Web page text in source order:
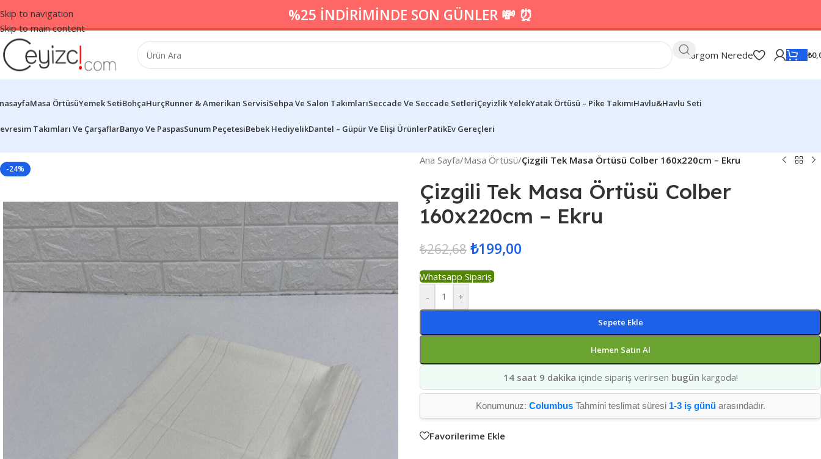
Skip to navigation
Skip to main content
%25 İNDİRİMİNDE SON GÜNLER 💸 ⏰
Kargom Nerede ₺
Masa ÖrtüsüYemek SetiBohçaHurçRunner & Amerikan ServisiSehpa Ve Salon TakımlarıSeccade Ve Seccade SetleriÇeyizlik YelekYatak Örtüsü – Pike TakımıHavlu&Havlu Seti
Takımları Ve ÇarşaflarBanyo Ve PaspasSunum PeçetesiBebek HediyelikDantel – Güpür Ve Elişi ÜrünlerPatikEv Gereçleri
-24%
Ana Sayfa/Masa Örtüsü/Çizgili Tek Masa Örtüsü Colber 160x220cm – Ekru
Çizgili Tek Masa Örtüsü Colber
160x220cm – Ekru
₺262,68 ₺199,00
Whatsapp Sipariş
-
+
Sepete Ekle
Hemen Satın Al
14 saat 9 dakika içinde sipariş verirsen bugün kargoda!
Konumunuz: ColumbusTahmini teslimat süresi 1-3 iş günüarasındadır.
Favorilerime Ekle